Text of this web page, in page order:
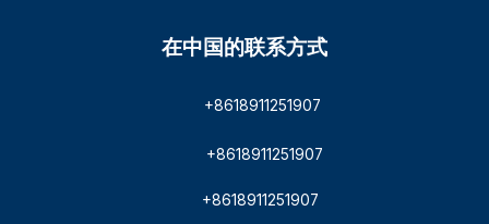
在中国的联系方式
+8618911251907
+8618911251907
+8618911251907